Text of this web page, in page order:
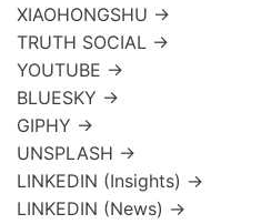
XIAOHONGSHU →
TRUTH SOCIAL →
YOUTUBE →
BLUESKY →
GIPHY →
UNSPLASH →
LINKEDIN (Insights) →
LINKEDIN (News) →